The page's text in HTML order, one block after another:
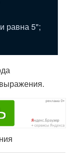
равна 5";